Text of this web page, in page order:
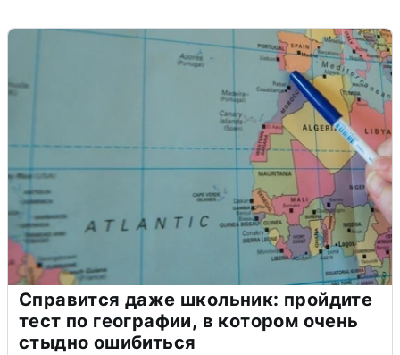
Справится даже школьник: пройдите
тест по географии, в котором очень
стыдно ошибиться